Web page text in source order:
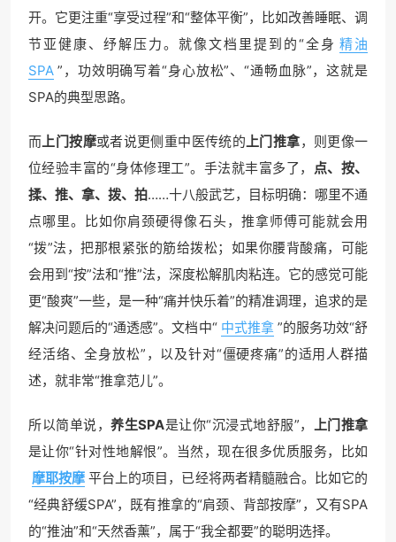
开。它更注重“享受过程”和“整体平衡”，比如改善睡眠、调
节亚健康、纾解压力。就像文档里提到的“全身 精油
SPA ”，功效明确写着“身心放松”、“通畅血脉”，这就是
SPA的典型思路。
而 上门按摩或者说更侧重中医传统的 上门推拿，则更像一
位经验丰富的“身体修理工”。手法就丰富多了，
点、按、
揉、推、拿、拨、拍……十八般武艺，目标明确：哪里不通
点哪里。比如你肩颈硬得像石头，推拿师傅可能就会用
“拨”法，把那根紧张的筋给拨松；如果你腰背酸痛，可能
会用到“按”法和“推”法，深度松解肌肉粘连。它的感觉可能
更“酸爽”一些，是一种“痛并快乐着”的精准调理，追求的是
解决问题后的“通透感”。文档中“ 中式推拿 ”的服务功效“舒
经活络、全身放松”，以及针对“僵硬疼痛”的适用人群描
述，就非常“推拿范儿”。
所以简单说， 养生SPA是让你“沉浸式地舒服”，
上门推拿
是让你“针对性地解恨”。当然，现在很多优质服务，比如
摩耶按摩 平台上的项目，已经将两者精髓融合。比如它的
“经典舒缓SPA”，既有推拿的“肩颈、背部按摩”，又有SPA
的“推油”和“天然香薰”，属于“我全都要”的聪明选择。